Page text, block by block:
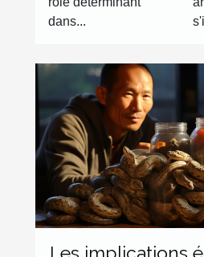
Annecy
dans...